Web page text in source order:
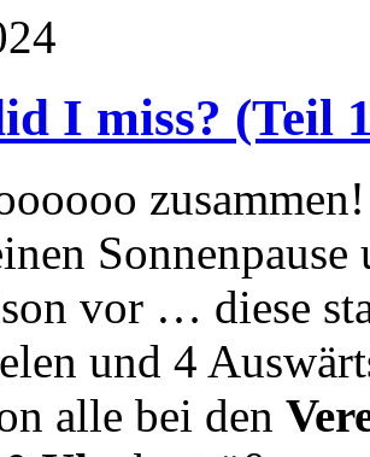
I miss? (Teil
vor … diese
und 4
alle bei den